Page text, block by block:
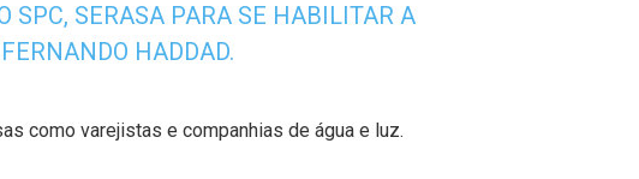
SPC, SERASA PARA SE HABILITAR A
HADDAD.
como varejistas e companhias de água e luz.